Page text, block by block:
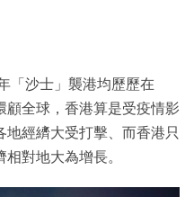
「沙士」襲港均歷歷在
顧全球，香港算是受疫情影
經纃大受打擊、而香港只
對地大為增長。